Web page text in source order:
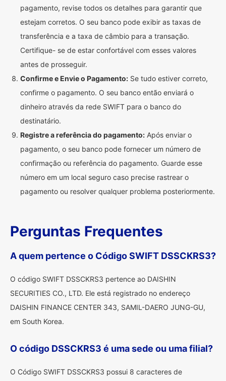
pagamento, revise todos os detalhes para garantir que
estejam corretos. O seu banco pode exibir as taxas de
transferência e a taxa de câmbio para a transação.
Certifique- se de estar confortável com esses valores
antes de prosseguir.
Confirme e Envie o Pagamento: Se tudo estiver correto,
confirme o pagamento. O seu banco então enviará o
dinheiro através da rede SWIFT para o banco do
destinatário.
Registre a referência do pagamento: Após enviar o
pagamento, o seu banco pode fornecer um número de
confirmação ou referência do pagamento. Guarde esse
número em um local seguro caso precise rastrear o
pagamento ou resolver qualquer problema posteriormente.
Perguntas Frequentes
A quem pertence o Código SWIFT DSSCKRS3?
O código SWIFT DSSCKRS3 pertence ao DAISHIN
SECURITIES CO., LTD. Ele está registrado no endereço
DAISHIN FINANCE CENTER 343, SAMIL-DAERO JUNG-GU,
em South Korea.
O código DSSCKRS3 é uma sede ou uma filial?
O Código SWIFT DSSCKRS3 possui 8 caracteres de